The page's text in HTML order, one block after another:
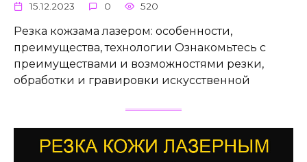
15.12.2023 0 520
Резка кожзама лазером: особенности,
преимущества, технологии Ознакомьтесь с
преимуществами и возможностями резки,
обработки и гравировки искусственной